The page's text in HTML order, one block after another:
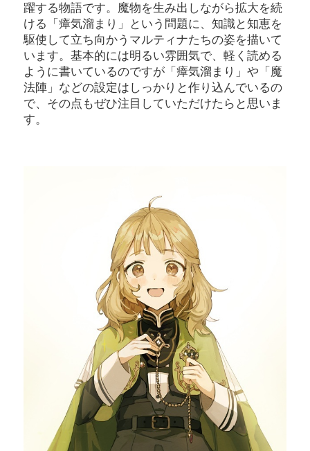
躍する物語です。魔物を生み出しながら拡大を続
ける「瘴気溜まり」という問題に、知識と知恵を
駆使して立ち向かうマルティナたちの姿を描いて
います。基本的には明るい雰囲気で、軽く読める
ように書いているのですが「瘴気溜まり」や「魔
法陣」などの設定はしっかりと作り込んでいるの
で、その点もぜひ注目していただけたらと思いま
す。